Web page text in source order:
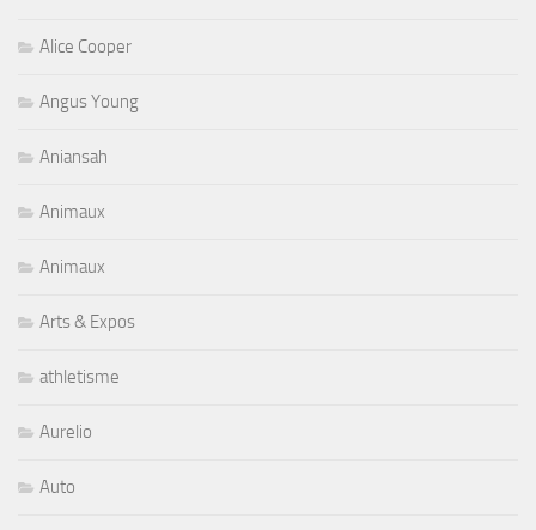
Alice Cooper
Angus Young
Aniansah
Animaux
Animaux
Arts & Expos
athletisme
Aurelio
Auto